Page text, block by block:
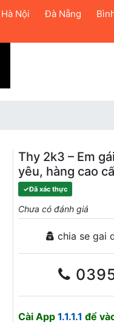
Hà Nội Đà Nẵng
Thy 2k3 – Em
yêu, hàng cao
✓Đã xác thực
Chưa có đánh giá
chia se gai
Cài App 1.1.1.1 để